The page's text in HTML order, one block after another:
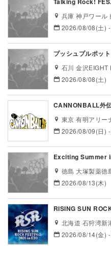
兵庫 神戸ワール
2026/08/08(土)
プッシュプルポッ
石川 金沢EIGHT
2026/08/08(土)
CANNONBALL外
東京 有明アリー
2026/08/09(日)
Exciting Summer
徳島 大塚製薬徳
2026/08/13(木)
RISING SUN
北海道 石狩湾新
2026/08/14(金)